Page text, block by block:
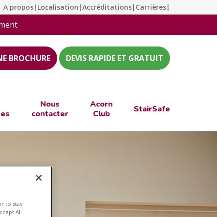
A propos| Localisation |Accréditations| Carrières|
BROCHURE DEVIS RAPIDE ET GRATUIT
Nous
contacter
Acorn
Club
StairSafe
to stay
All